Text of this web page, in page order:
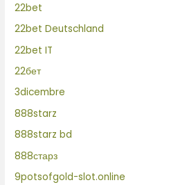
22bet
22bet Deutschland
22bet IT
22бет
3dicembre
888starz
888starz bd
888старз
9potsofgold-slot.online